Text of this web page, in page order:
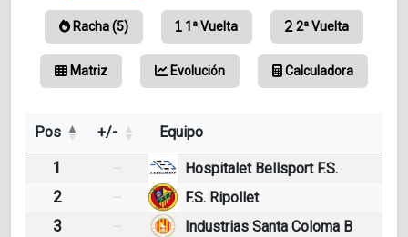
Racha (5) 1ª Vuelta 2ª Vuelta
Matriz Evolución Calculadora
Pos +/- Equipo
1 Hospitalet Bellsport F.S.
2 F.S. Ripollet
3 Industrias Santa Coloma B